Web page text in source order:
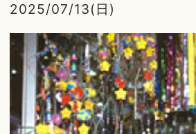
2025/07/13(日)